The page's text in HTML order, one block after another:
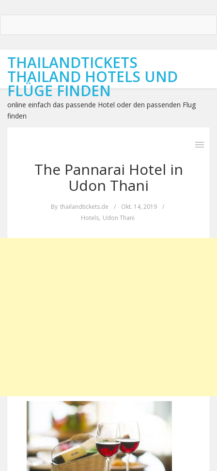
THAILANDTICKETS
THAILAND HOTELS UND
FLÜGE FINDEN
online einfach das passende Hotel oder den passenden Flug
finden
The Pannarai Hotel in
Udon Thani
By thailandtickets.de / Okt. 14, 2019
/
Hotels, Udon Thani